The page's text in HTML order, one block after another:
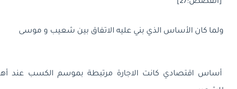
ولما كان الأساس الذي بني عليه الاتفاق بين شعيب و موسى
أساس اقتصادي كانت الاجارة مرتبطة بموسم الكسب عند